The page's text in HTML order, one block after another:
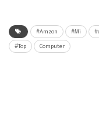
#Amzon #Mi
#Top
Computer